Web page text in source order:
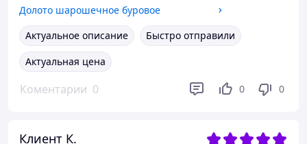
Долото шарошечное буровое
Актуальное описание
Быстро отправили
Актуальная цена
Коментарии 0 0 0
Клиент К.